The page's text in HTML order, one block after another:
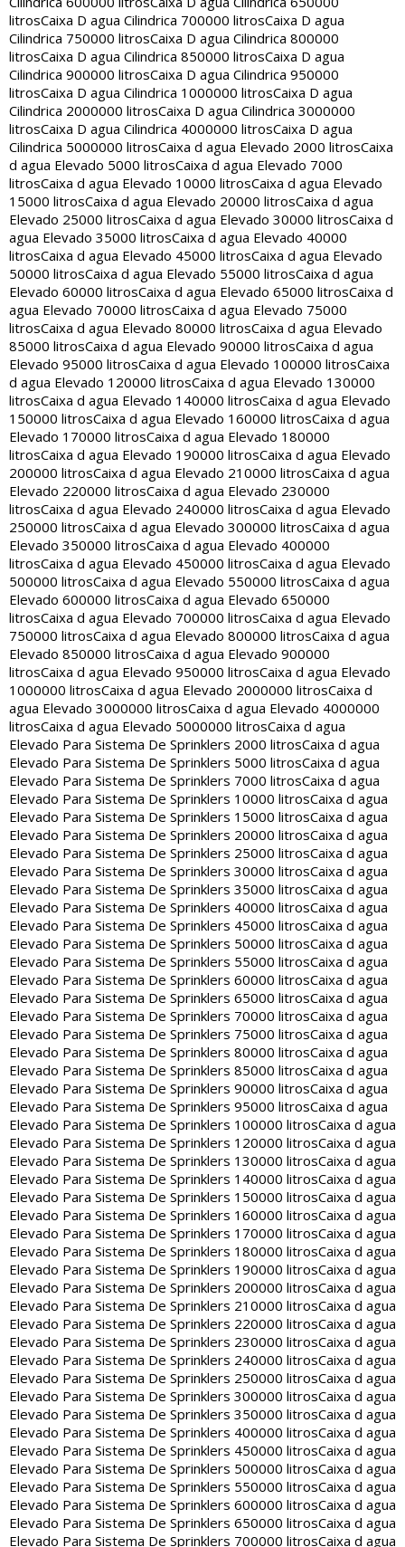
litrosCaixa D agua Cilindrica 700000 litrosCaixa D agua
Cilindrica 750000 litrosCaixa D agua Cilindrica 800000
litrosCaixa D agua Cilindrica 850000 litrosCaixa D agua
Cilindrica 900000 litrosCaixa D agua Cilindrica 950000
litrosCaixa D agua Cilindrica 1000000 litrosCaixa D agua
Cilindrica 2000000 litrosCaixa D agua Cilindrica 3000000
litrosCaixa D agua Cilindrica 4000000 litrosCaixa D agua
Cilindrica 5000000 litrosCaixa d agua Elevado 2000 litrosCaixa
d agua Elevado 5000 litrosCaixa d agua Elevado 7000
litrosCaixa d agua Elevado 10000 litrosCaixa d agua Elevado
15000 litrosCaixa d agua Elevado 20000 litrosCaixa d agua
Elevado 25000 litrosCaixa d agua Elevado 30000 litrosCaixa d
agua Elevado 35000 litrosCaixa d agua Elevado 40000
litrosCaixa d agua Elevado 45000 litrosCaixa d agua Elevado
50000 litrosCaixa d agua Elevado 55000 litrosCaixa d agua
Elevado 60000 litrosCaixa d agua Elevado 65000 litrosCaixa d
agua Elevado 70000 litrosCaixa d agua Elevado 75000
litrosCaixa d agua Elevado 80000 litrosCaixa d agua Elevado
85000 litrosCaixa d agua Elevado 90000 litrosCaixa d agua
Elevado 95000 litrosCaixa d agua Elevado 100000 litrosCaixa
d agua Elevado 120000 litrosCaixa d agua Elevado 130000
litrosCaixa d agua Elevado 140000 litrosCaixa d agua Elevado
150000 litrosCaixa d agua Elevado 160000 litrosCaixa d agua
Elevado 170000 litrosCaixa d agua Elevado 180000
litrosCaixa d agua Elevado 190000 litrosCaixa d agua Elevado
200000 litrosCaixa d agua Elevado 210000 litrosCaixa d agua
Elevado 220000 litrosCaixa d agua Elevado 230000
litrosCaixa d agua Elevado 240000 litrosCaixa d agua Elevado
250000 litrosCaixa d agua Elevado 300000 litrosCaixa d agua
Elevado 350000 litrosCaixa d agua Elevado 400000
litrosCaixa d agua Elevado 450000 litrosCaixa d agua Elevado
500000 litrosCaixa d agua Elevado 550000 litrosCaixa d agua
Elevado 600000 litrosCaixa d agua Elevado 650000
litrosCaixa d agua Elevado 700000 litrosCaixa d agua Elevado
750000 litrosCaixa d agua Elevado 800000 litrosCaixa d agua
Elevado 850000 litrosCaixa d agua Elevado 900000
litrosCaixa d agua Elevado 950000 litrosCaixa d agua Elevado
1000000 litrosCaixa d agua Elevado 2000000 litrosCaixa d
agua Elevado 3000000 litrosCaixa d agua Elevado 4000000
litrosCaixa d agua Elevado 5000000 litrosCaixa d agua
Elevado Para Sistema De Sprinklers 2000 litrosCaixa d agua
Elevado Para Sistema De Sprinklers 5000 litrosCaixa d agua
Elevado Para Sistema De Sprinklers 7000 litrosCaixa d agua
Elevado Para Sistema De Sprinklers 10000 litrosCaixa d agua
Elevado Para Sistema De Sprinklers 15000 litrosCaixa d agua
Elevado Para Sistema De Sprinklers 20000 litrosCaixa d agua
Elevado Para Sistema De Sprinklers 25000 litrosCaixa d agua
Elevado Para Sistema De Sprinklers 30000 litrosCaixa d agua
Elevado Para Sistema De Sprinklers 35000 litrosCaixa d agua
Elevado Para Sistema De Sprinklers 40000 litrosCaixa d agua
Elevado Para Sistema De Sprinklers 45000 litrosCaixa d agua
Elevado Para Sistema De Sprinklers 50000 litrosCaixa d agua
Elevado Para Sistema De Sprinklers 55000 litrosCaixa d agua
Elevado Para Sistema De Sprinklers 60000 litrosCaixa d agua
Elevado Para Sistema De Sprinklers 65000 litrosCaixa d agua
Elevado Para Sistema De Sprinklers 70000 litrosCaixa d agua
Elevado Para Sistema De Sprinklers 75000 litrosCaixa d agua
Elevado Para Sistema De Sprinklers 80000 litrosCaixa d agua
Elevado Para Sistema De Sprinklers 85000 litrosCaixa d agua
Elevado Para Sistema De Sprinklers 90000 litrosCaixa d agua
Elevado Para Sistema De Sprinklers 95000 litrosCaixa d agua
Elevado Para Sistema De Sprinklers 100000 litrosCaixa d agua
Elevado Para Sistema De Sprinklers 120000 litrosCaixa d agua
Elevado Para Sistema De Sprinklers 130000 litrosCaixa d agua
Elevado Para Sistema De Sprinklers 140000 litrosCaixa d agua
Elevado Para Sistema De Sprinklers 150000 litrosCaixa d agua
Elevado Para Sistema De Sprinklers 160000 litrosCaixa d agua
Elevado Para Sistema De Sprinklers 170000 litrosCaixa d agua
Elevado Para Sistema De Sprinklers 180000 litrosCaixa d agua
Elevado Para Sistema De Sprinklers 190000 litrosCaixa d agua
Elevado Para Sistema De Sprinklers 200000 litrosCaixa d agua
Elevado Para Sistema De Sprinklers 210000 litrosCaixa d agua
Elevado Para Sistema De Sprinklers 220000 litrosCaixa d agua
Elevado Para Sistema De Sprinklers 230000 litrosCaixa d agua
Elevado Para Sistema De Sprinklers 240000 litrosCaixa d agua
Elevado Para Sistema De Sprinklers 250000 litrosCaixa d agua
Elevado Para Sistema De Sprinklers 300000 litrosCaixa d agua
Elevado Para Sistema De Sprinklers 350000 litrosCaixa d agua
Elevado Para Sistema De Sprinklers 400000 litrosCaixa d agua
Elevado Para Sistema De Sprinklers 450000 litrosCaixa d agua
Elevado Para Sistema De Sprinklers 500000 litrosCaixa d agua
Elevado Para Sistema De Sprinklers 550000 litrosCaixa d agua
Elevado Para Sistema De Sprinklers 600000 litrosCaixa d agua
Elevado Para Sistema De Sprinklers 650000 litrosCaixa d agua
Elevado Para Sistema De Sprinklers 700000 litrosCaixa d agua